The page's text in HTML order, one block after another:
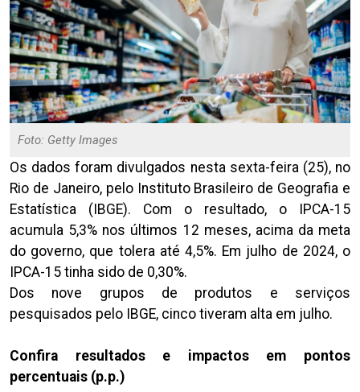
Foto: Getty Images
Os dados foram divulgados nesta sexta-feira (25), no
Rio de Janeiro, pelo Instituto Brasileiro de Geografia e
Estatística (IBGE). Com o resultado, o IPCA-15
acumula 5,3% nos últimos 12 meses, acima da meta
do governo, que tolera até 4,5%. Em julho de 2024, o
IPCA-15 tinha sido de 0,30%.
Dos nove grupos de produtos e serviços
pesquisados pelo IBGE, cinco tiveram alta em julho.
Confira resultados e impactos em pontos
percentuais (p.p.)